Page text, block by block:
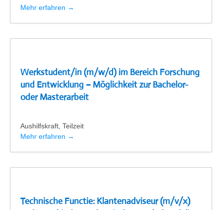
Mehr erfahren
Werkstudent/in (m/w/d) im Bereich Forschung
und Entwicklung – Möglichkeit zur Bachelor-
oder Masterarbeit
Aushilfskraft Teilzeit
Mehr erfahren
Technische Functie: Klantenadviseur (m/v/x)